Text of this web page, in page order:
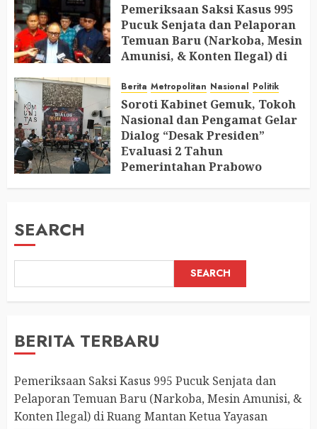
Pemeriksaan Saksi Kasus 995
Pucuk Senjata dan Pelaporan
Temuan Baru (Narkoba, Mesin
Amunisi, & Konten Ilegal) di
AUGUST 6, 2026 0
Berita Metropolitan Nasional Politik
Soroti Kabinet Gemuk, Tokoh
Nasional dan Pengamat Gelar
Dialog “Desak Presiden”
Evaluasi 2 Tahun
Pemerintahan Prabowo
SEARCH
SEARCH
BERITA TERBARU
Pemeriksaan Saksi Kasus 995 Pucuk Senjata dan
Pelaporan Temuan Baru (Narkoba, Mesin Amunisi, &
Konten Ilegal) di Ruang Mantan Ketua Yayasan